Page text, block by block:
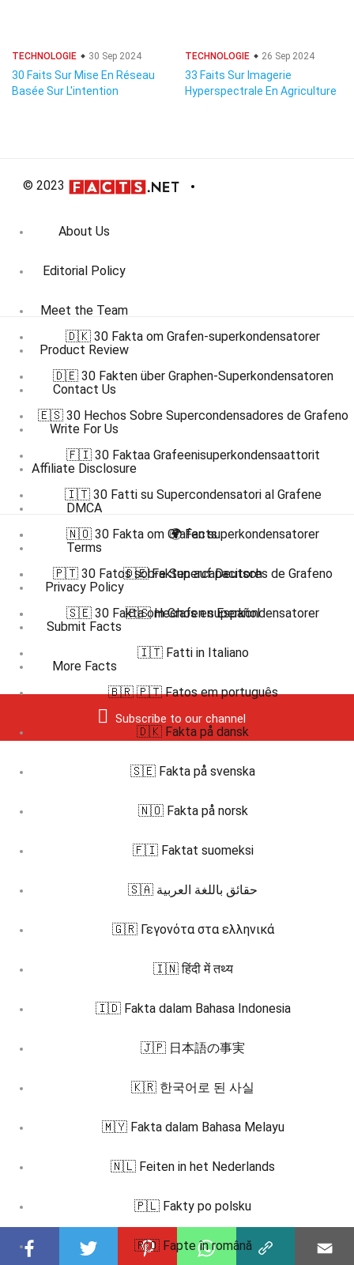
TECHNOLOGIE 30 Sep 2024
30 Faits Sur Mise En Réseau
Basée Sur L'intention
TECHNOLOGIE 26 Sep 2024
33 Faits Sur Imagerie
Hyperspectrale En Agriculture
© 2023
About Us
Editorial Policy
Meet the Team
Product Review
Contact Us
Write For Us
Affiliate Disclosure
DMCA
Terms
Privacy Policy
Submit Facts
More Facts
Subscribe to our channel
🇩🇰 30 Fakta om Grafen-superkondensatorer
🇩🇪 30 Fakten über Graphen-Superkondensatoren
🇪🇸 30 Hechos Sobre Supercondensadores de Grafeno
🇫🇮 30 Faktaa Grafeenisuperkondensaattorit
🇮🇹 30 Fatti su Supercondensatori al Grafene
🇳🇴 30 Fakta om Grafen superkondensatorer
🇵🇹 30 Fatos sobre Supercapacitores de Grafeno
🇸🇪 30 Fakta om Grafen superkondensatorer
🌍 Facts
🇩🇪 Fakten auf Deutsch
🇪🇸 Hechos en Español
🇮🇹 Fatti in Italiano
🇧🇷 🇵🇹 Fatos em português
🇩🇰 Fakta på dansk
🇸🇪 Fakta på svenska
🇳🇴 Fakta på norsk
🇫🇮 Faktat suomeksi
🇸🇦 حقائق باللغة العربية
🇬🇷 Γεγονότα στα ελληνικά
🇮🇳 हिंदी में तथ्य
🇮🇩 Fakta dalam Bahasa Indonesia
🇯🇵 日本語の事実
🇰🇷 한국어로 된 사실
🇲🇾 Fakta dalam Bahasa Melayu
🇳🇱 Feiten in het Nederlands
🇵🇱 Fakty po polsku
🇷🇴 Fapte în română